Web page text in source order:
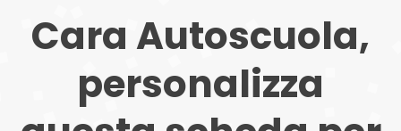
Cara Autoscuola,
personalizza